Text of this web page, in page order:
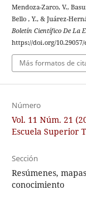
Mendoza-Zarco, V.,
Bello , Y., & Juárez-
Boletín Científico De La
https://doi.org/
Más formatos de
Número
Vol. 11 Núm. 21
Escuela Superior
Sección
Resúmenes,
conocimiento